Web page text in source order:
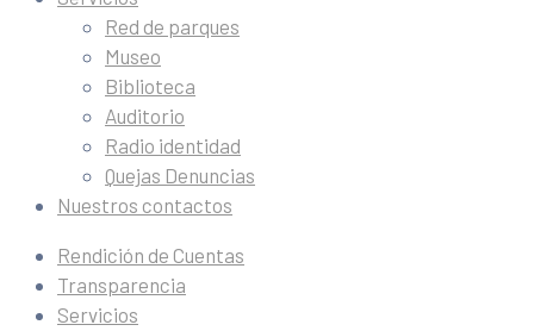
Red de parques
Museo
Biblioteca
Auditorio
Radio identidad
Quejas Denuncias
Nuestros contactos
Rendición de Cuentas
Transparencia
Servicios